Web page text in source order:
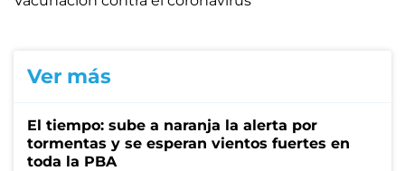
Ver más
El tiempo: sube a naranja la alerta por
tormentas y se esperan vientos fuertes en
toda la PBA